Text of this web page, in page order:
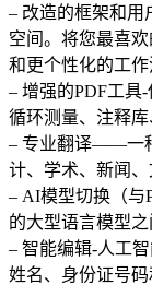
– 改造的框架和用
空间。将您最喜
和更个性化的工作
– 增强的PDF工具
循环测量、注释库
– 专业翻译——一
计、学术、新闻、
– AI模型切换（与
的大型语言模型
– 智能编辑-人工
姓名、身份证号